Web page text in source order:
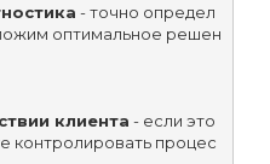
- точно определ
оптимальное решен
клиента - если это
контролировать процес